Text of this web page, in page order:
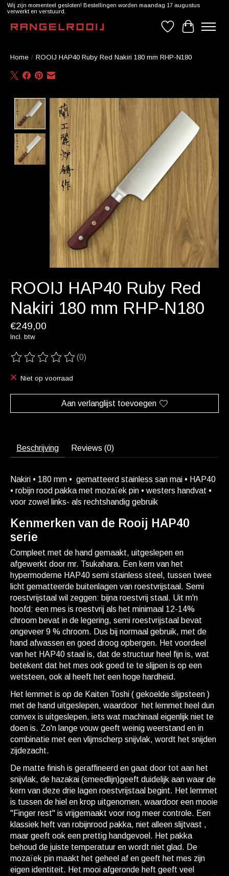
Wij zijn momenteel gesloten! Bestellingen worden maandag 17 augustus
verwerkt en verstuurd.
Verlanglijst
Home / ROOIJ HAP40 Ruby Red Nakiri 180 mm RHP-N180
Product image slideshow Items
ROOIJ HAP40 Ruby Red
Nakiri 180 mm RHP-N180
€249,00
Incl. btw
De beoordeling van dit product is
(0)
Niet op voorraad
Aan verlanglijst toevoegen
Beschrijving Reviews (0)
Nakiri • 180 mm • gematteerd stainless san mai • HAP40
• robijn rood pakka met mozaïek pin • westers handvat •
voor zowel links- als rechtshandig gebruik
Kenmerken van de Rooij HAP40
serie
Compleet met de hand gemaakt, uitgeslepen en
afgewerkt door mr. Tsukahara. Een kern van het
hypermoderne HAP40 semi stainless steel, tussen twee
licht gematteerde buitenlagen van roestvrijstaal. Semi
roestvrijstaal wil zeggen: bijna roestvrij staal. Uit m'n
hoofd: een mes is roestvrij als het minimaal 12-14%
chroom bevat in de legering, semi roestvrijstaal bevat
ongeveer 9 % chroom. Dus bij normaal gebruik, met de
hand afwassen en goed droog opbergen. Het voordeel
van het HAP40 staal is, dat de structuur heel fijn is, wat
betekent dat het mes ook goed te te slijpen is op een
wetsteen, ook al heeft het een hoge hardheid.
Het lemmet is op de Kaiten Toshi ( gekoelde slijpsteen )
met de hand uitgeslepen, waardoor het lemmet heel dun
convex is uitgeslepen, iets wat machinaal eigenlijk niet te
doen is. Zo'n lange vouw geeft weinig weerstand en in
combinatie met een vlijmscherp snijvlak, wordt het snijden
zijdezacht.
De matte finish is geraffineerd en gaat door tot aan het
snijvlak, de hazakai (smeedlijn)geeft duidelijk aan waar de
kern van deze drie lagen roestvrijstaal begint. Het lemmet
is tussen de hiel en krop uitgenomen, waardoor een mooie
"Finger rest" is vrijgemaakt voor nog meer controle. Een
klassiek heft van robijnrood pakka, niet alleen slijtvast ,
maar geeft ook een prettig handgevoel. Het pakka
behoud de juiste temperatuur en wordt niet glad. De
mozaïek pin maakt het geheel af en geeft het mes zijn
eigen identiteit. Het mooi afgeronde heft geeft veel